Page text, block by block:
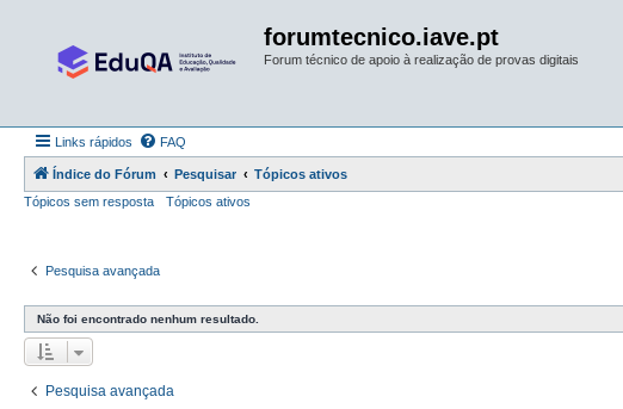
forumtecnico.iave.pt
Forum técnico de apoio à realização de provas digitais
Links rápidos FAQ
Índice do Fórum Pesquisar
Tópicos ativos
Tópicos sem resposta
Tópicos ativos
Pesquisa avançada
Não foi encontrado nenhum resultado.
Pesquisa avançada